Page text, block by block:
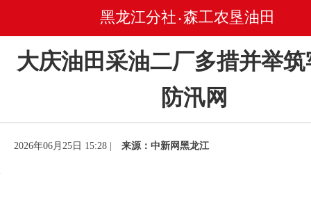
黑龙江分社 • 森工农垦油田
大庆油田采油二厂多措并举
防汛网
2026年06月25日 15:28 | 来源：中新网黑龙江